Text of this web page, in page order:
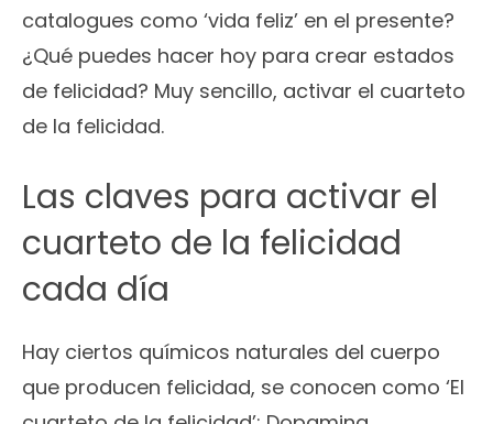
catalogues como ‘vida feliz’ en el presente?
¿Qué puedes hacer hoy para crear estados
de felicidad? Muy sencillo, activar el cuarteto
de la felicidad.
Las claves para activar el
cuarteto de la felicidad
cada día
Hay ciertos químicos naturales del cuerpo
que producen felicidad, se conocen como ‘El